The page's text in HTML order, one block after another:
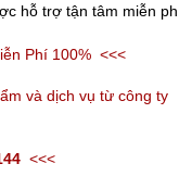
hỗ trợ tận tâm miễn
Phí 100% <<<
và dịch vụ từ công ty
<<<